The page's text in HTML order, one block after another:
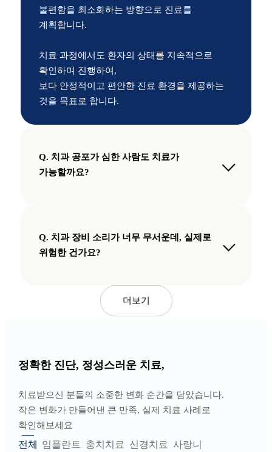
불편함을 최소화하는 방향으로 진료를
계획합니다.
치료 과정에서도 환자의 상태를 지속적으로
확인하며 진행하여,
보다 안정적이고 편안한 진료 환경을 제공하는
것을 목표로 합니다.
Q. 치과 공포가 심한 사람도 치료가
가능할까요?
진단 단계에서부터 환자의 상태를 세심하게
파악하고,
부담을 줄이는 데 집중합니다.
임플란트 식립, 신경치료, 매복 사랑니 발치 등
완화할 수 있도록 돕습니다.
무리한 진행보다는 환자 중심의 진료 흐름을
유지하는 것이 중요합니다.
Q. 치과 장비 소리가 너무 무서운데, 실제로
위험한 건가요?
필요한 정상적인 기계음입니다.
상태에서 사용됩니다.
다만 소리 자체가 주는 긴장감이 있을 수 있어,
치료 전과 과정 중 충분한 설명을 통해 불안감을
줄이는 데 집중하고 있습니다.
더보기
정확한 진단, 정성스러운 치료,
치료받으신 분들의 소중한 변화 순간을 담았습니다.
작은 변화가 만들어낸 큰 만족, 실제 치료 사례로
확인해보세요
전체 임플란트 충치치료 신경치료 사랑니